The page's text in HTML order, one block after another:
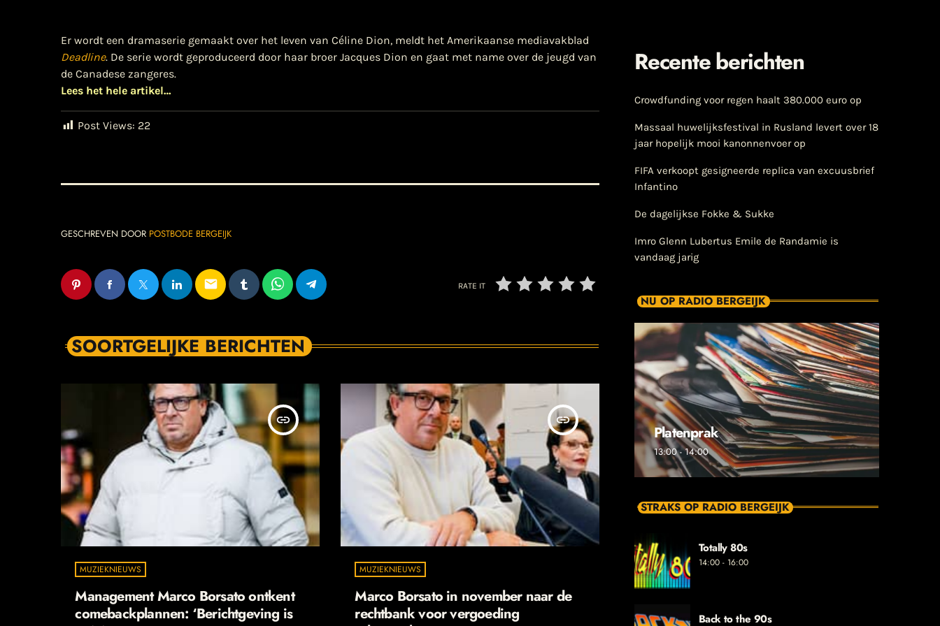
Er wordt een dramaserie gemaakt over het leven van Céline Dion, meldt het Amerikaanse mediavakblad
Deadline. De serie wordt geproduceerd door haar broer Jacques Dion en gaat met name over de jeugd van
de Canadese zangeres.
Lees het hele artikel…
Post Views: 22
GESCHREVEN DOOR POSTBODE BERGEIJK
email RATE IT
SOORTGELIJKE BERICHTEN
insert_link
MUZIEKNIEUWS
Management Marco Borsato ontkent
comebackplannen: ‘Berichtgeving is
insert_link
MUZIEKNIEUWS
Marco Borsato in november naar de
rechtbank voor vergoeding
Recente berichten
Crowdfunding voor regen haalt 380.000 euro op
Massaal huwelijksfestival in Rusland levert over 18
jaar hopelijk mooi kanonnenvoer op
FIFA verkoopt gesigneerde replica van excuusbrief
Infantino
De dagelijkse Fokke & Sukke
Imro Glenn Lubertus Emile de Randamie is
vandaag jarig
NU OP RADIO BERGEIJK
Platenprak
13:00 - 14:00
STRAKS OP RADIO BERGEIJK
Totally 80s
14:00 - 16:00
Back to the 90s